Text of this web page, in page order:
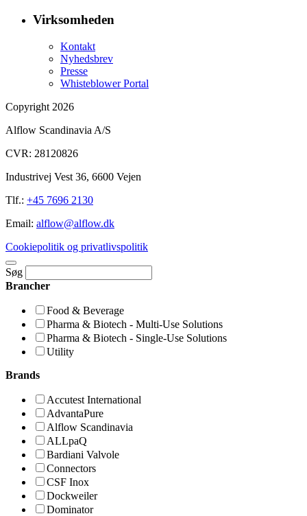
Virksomheden
Kontakt
Nyhedsbrev
Presse
Whisteblower Portal
Copyright 2026
Alflow Scandinavia A/S
CVR: 28120826
Industrivej Vest 36, 6600 Vejen
Tlf.: +45 7696 2130
Email: alflow@alflow.dk
Cookiepolitik og privatlivspolitik
Søg
Brancher
Food & Beverage
Pharma & Biotech - Multi-Use Solutions
Pharma & Biotech - Single-Use Solutions
Utility
Brands
Accutest International
AdvantaPure
Alflow Scandinavia
ALLpaQ
Bardiani Valvole
Connectors
CSF Inox
Dockweiler
Dominator